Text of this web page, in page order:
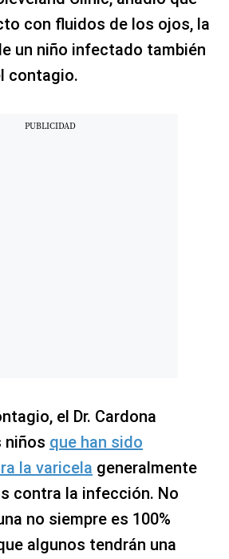
con fluidos de los ojos, la
un niño infectado también
contagio.
el Dr. Cardona
niños que han sido
la varicela generalmente
contra la infección. No
no siempre es 100%
algunos tendrán una